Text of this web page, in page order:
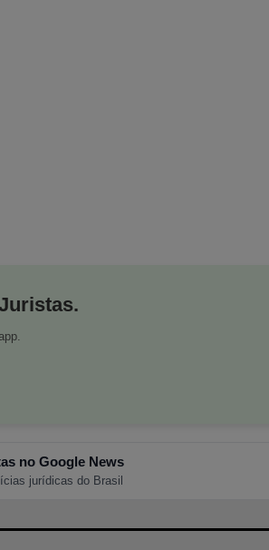
no Google News
jurídicas do Brasil